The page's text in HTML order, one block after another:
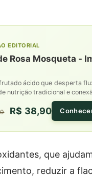
EDITORIAL
Rosa Mosqueta -
ácido que desperta
nutrição tradicional e
R$ 38,90
que
reduzir a